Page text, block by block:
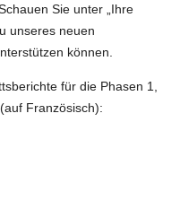
Sie unter „Ihre
unseres neuen
können.
für die Phasen 1,
Französisch):